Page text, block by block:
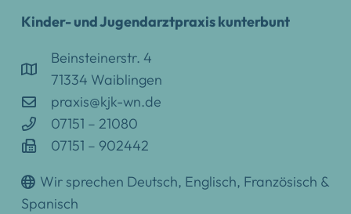
Kinder- und Jugendarztpraxis kunterbunt
Beinsteinerstr. 4
71334 Waiblingen
praxis@kjk-wn.de
07151 – 21080
07151 – 902442
Wir sprechen Deutsch, Englisch, Französisch &
Spanisch